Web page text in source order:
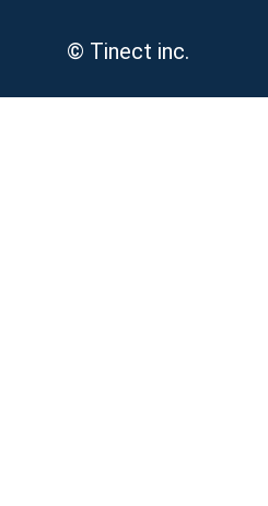
© Tinect inc.